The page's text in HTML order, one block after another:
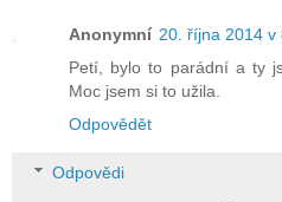
Anonymní 20. října 2014 v
Petí, bylo to parádní a ty
Moc jsem si to užila.
Odpovědět
Odpovědi